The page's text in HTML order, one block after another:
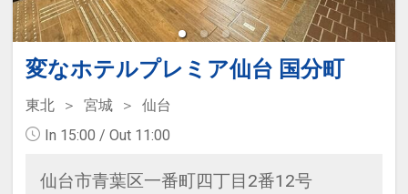
変なホテルプレミア仙台 国分町
東北 宮城
仙台
In 15:00 / Out 11:00
仙台市青葉区一番町四丁目2番12号